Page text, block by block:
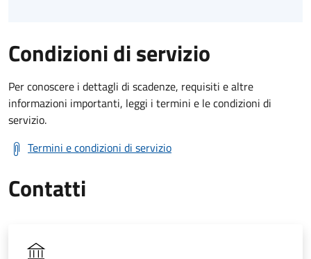
Condizioni di servizio
Per conoscere i dettagli di scadenze, requisiti e altre
informazioni importanti, leggi i termini e le condizioni di
servizio.
Termini e condizioni di servizio
Contatti